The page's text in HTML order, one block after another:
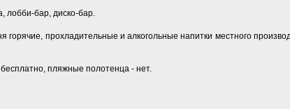
лобби-бар, диско-бар.
прохладительные и алкогольные напитки местного
пляжные полотенца - нет.